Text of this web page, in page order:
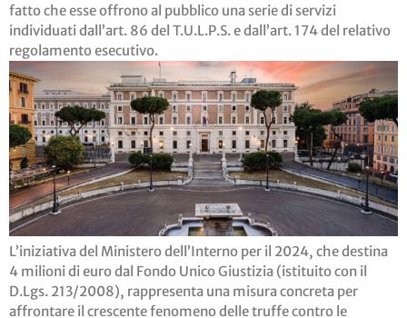
fatto che esse offrono al pubblico una serie di servizi
individuati dall’art. 86 del T.U.L.P.S. e dall’art. 174 del relativo
regolamento esecutivo.
L’iniziativa del Ministero dell’Interno per il 2024, che destina
4 milioni di euro dal Fondo Unico Giustizia (istituito con il
D.Lgs. 213/2008), rappresenta una misura concreta per
affrontare il crescente fenomeno delle truffe contro le